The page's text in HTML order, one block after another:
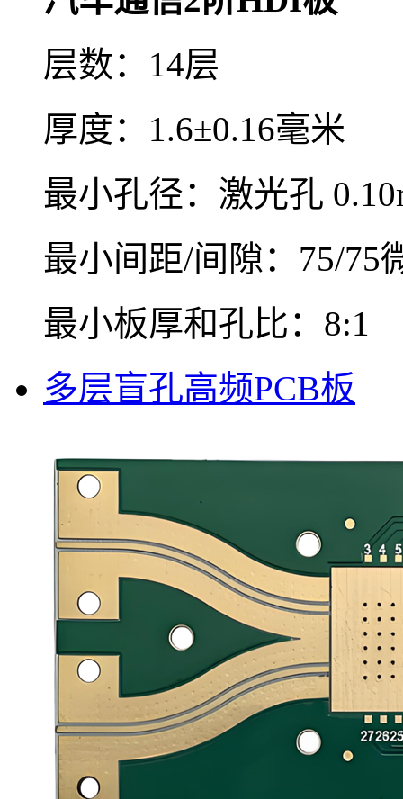
层数：14层
厚度：1.6±0.16毫米
最小孔径：激光孔
最小间距/间隙：75/75
最小板厚和孔比：8:1
多层盲孔高频PCB板